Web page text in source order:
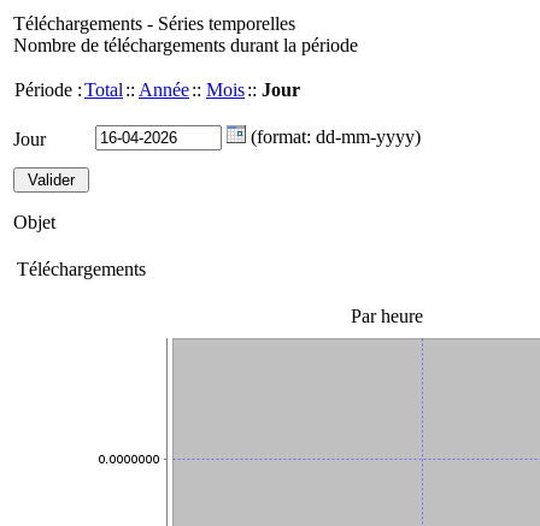
Téléchargements - Séries temporelles
Nombre de téléchargements durant la période
Période :Total :: Année:: Mois:: Jour
Jour (format: dd-mm-yyyy)
Objet
Téléchargements
Par heure